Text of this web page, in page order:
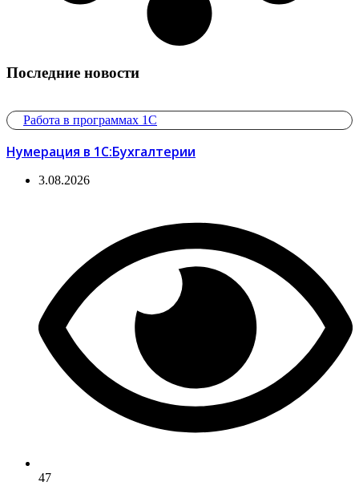
Последние новости
Работа в программах 1С
Нумерация в 1С:Бухгалтерии
3.08.2026
47